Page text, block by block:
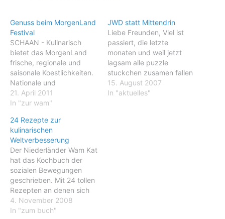
Genuss beim MorgenLand
Festival
SCHAAN - Kulinarisch
bietet das MorgenLand
frische, regionale und
saisonale Koestlichkeiten.
Nationale und
internationale Koeche
sorgen waehrend den
erstklassige und
biologisch faire
Verpflegung. Von Freitag,
den 20. bis Sonntag, den
22. Mai 2010 verpflegt die
Festival-Kueche die
Teilnehmer/innen des
MorgenLand Festivals mit
frischen, saisonalen und
vor allem…
21. April 2011
In "zur wam"
JWD statt Mittendrin
Liebe Freunden, Viel ist
passiert, die letzte
monaten und weil jetzt
lagsam alle puzzle
stuckchen zusamen fallen
mal ein längere email mit
alle geruechte und (halbe)
15. August 2007
In "aktuelles"
24 Rezepte zur
kulinarischen
Weltverbesserung
Der Niederländer Wam Kat
hat das Kochbuch der
sozialen Bewegungen
geschrieben. Mit 24 tollen
Rezepten an denen sich
schon tausende gestärkt
haben: Egal obs gegen
4. November 2008
In "zum buch"